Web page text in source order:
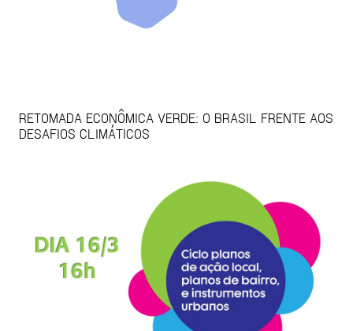
RETOMADA ECONÔMICA VERDE: O BRASIL FRENTE AOS
DESAFIOS CLIMÁTICOS